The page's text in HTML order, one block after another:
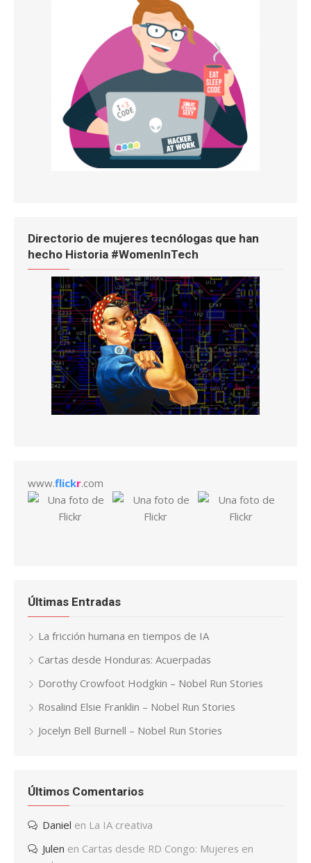
Directorio de mujeres tecnólogas que han
hecho Historia #WomenInTech
www.flickr.com
Últimas Entradas
La fricción humana en tiempos de IA
Cartas desde Honduras: Acuerpadas
Dorothy Crowfoot Hodgkin – Nobel Run Stories
Rosalind Elsie Franklin – Nobel Run Stories
Jocelyn Bell Burnell – Nobel Run Stories
Últimos Comentarios
Daniel en La IA creativa
Julen en Cartas desde RD Congo: Mujeres en